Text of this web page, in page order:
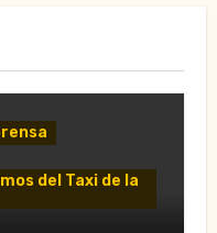
del Taxi de la